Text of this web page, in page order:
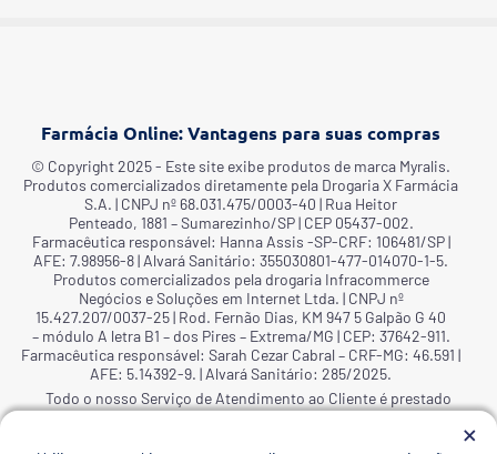
Farmácia Online: Vantagens para suas compras
©️ Copyright 2025 - Este site exibe produtos de marca Myralis.
Produtos comercializados diretamente pela Drogaria X Farmácia
S.A. | CNPJ nº 68.031.475/0003-40 | Rua Heitor
Penteado, 1881 – Sumarezinho/SP | CEP 05437-002.
Farmacêutica responsável: Hanna Assis -SP-CRF: 106481/SP |
AFE: 7.98956-8 | Alvará Sanitário: 355030801-477-014070-1-5.
Produtos comercializados pela drogaria Infracommerce
Negócios e Soluções em Internet Ltda. | CNPJ nº
15.427.207/0037-25 | Rod. Fernão Dias, KM 947 5 Galpão G 40
– módulo A letra B1 – dos Pires – Extrema/MG | CEP: 37642-911.
Farmacêutica responsável: Sarah Cezar Cabral – CRF-MG: 46.591 |
AFE: 5.14392-9. | Alvará Sanitário: 285/2025.
Todo o nosso Serviço de Atendimento ao Cliente é prestado
pela Infracommerce e pela Drogaria X Farmácia S.A., o período ×